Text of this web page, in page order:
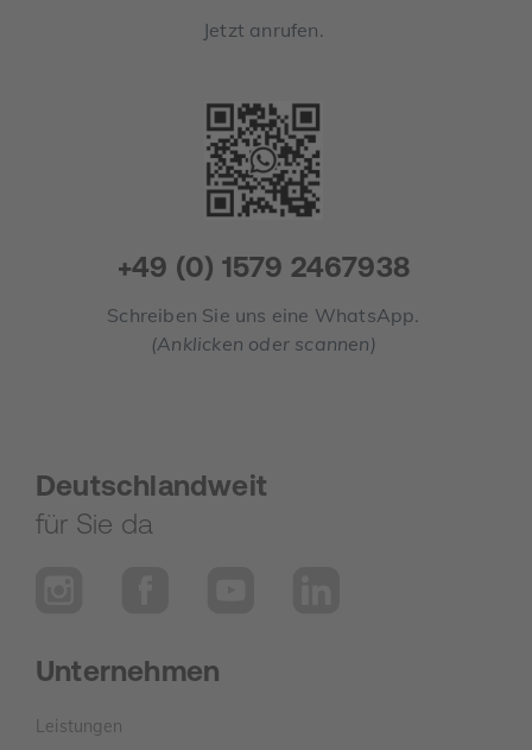
Jetzt anrufen.
+49 (0) 1579 2467938
Schreiben Sie uns eine WhatsApp.
(Anklicken oder scannen)
Deutschlandweit
für Sie da
Unternehmen
Leistungen